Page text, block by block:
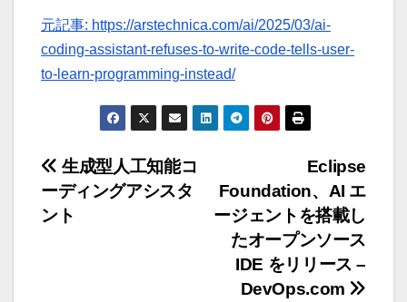
元記事: https://arstechnica.com/ai/2025/03/ai-
coding-assistant-refuses-to-write-code-tells-user-
to-learn-programming-instead/
投
稿
Eclipse
Foundation、AI エ
ージェントを搭載し
たオープンソース
IDE をリリース –
DevOps.com
生成型人工知能コ
ーディングアシスタ
ント